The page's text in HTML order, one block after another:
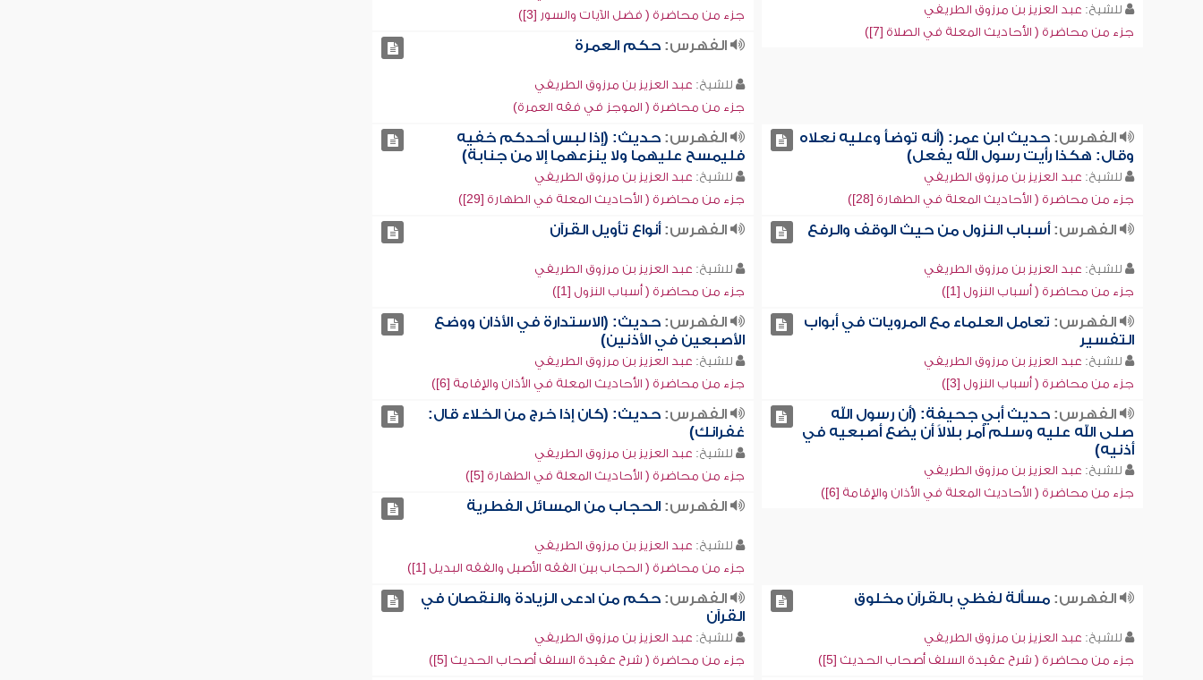
للشيخ: عبد العزيز بن مرزوق الطريفي
جزء من محاضرة ( الأحاديث المعلة في الصلاة [7])
جزء من محاضرة ( فضل الآيات والسور [3])
الفهرس: حكم العمرة
للشيخ: عبد العزيز بن مرزوق الطريفي
جزء من محاضرة ( الموجز في فقه العمرة)
الفهرس:حديث ابن عمر: (أنه توضأ وعليه نعلاه
وقال: هكذا رأيت رسول الله يفعل)
للشيخ: عبد العزيز بن مرزوق الطريفي
جزء من محاضرة ( الأحاديث المعلة في الطهارة [28])
الفهرس: حديث: (إذا لبس أحدكم خفيه
فليمسح عليهما ولا ينزعهما إلا من جنابة)
للشيخ: عبد العزيز بن مرزوق الطريفي
جزء من محاضرة ( الأحاديث المعلة في الطهارة [29])
الفهرس:أسباب النزول من حيث الوقف والرفع
للشيخ: عبد العزيز بن مرزوق الطريفي
جزء من محاضرة ( أسباب النزول [1])
الفهرس: أنواع تأويل القرآن
للشيخ: عبد العزيز بن مرزوق الطريفي
جزء من محاضرة ( أسباب النزول [1])
الفهرس: تعامل العلماء مع المرويات في أبواب
التفسير
للشيخ: عبد العزيز بن مرزوق الطريفي
جزء من محاضرة ( أسباب النزول [3])
الفهرس: حديث: (الاستدارة في الأذان ووضع
الأصبعين في الأذنين)
للشيخ: عبد العزيز بن مرزوق الطريفي
جزء من محاضرة ( الأحاديث المعلة في الأذان والإقامة [6])
الفهرس:حديث أبي جحيفة: (أن رسول الله
صلى الله عليه وسلم أمر بلالاً أن يضع أصبعيه في
أذنيه)
للشيخ: عبد العزيز بن مرزوق الطريفي
جزء من محاضرة ( الأحاديث المعلة في الأذان والإقامة [6])
الفهرس: حديث: (كان إذا خرج من الخلاء قال:
غفرانك)
للشيخ: عبد العزيز بن مرزوق الطريفي
جزء من محاضرة ( الأحاديث المعلة في الطهارة [5])
الفهرس: الحجاب من المسائل الفطرية
للشيخ: عبد العزيز بن مرزوق الطريفي
جزء من محاضرة ( الحجاب بين الفقه الأصيل والفقه البديل [1])
الفهرس:مسألة لفظي بالقرآن مخلوق
للشيخ: عبد العزيز بن مرزوق الطريفي
جزء من محاضرة ( شرح عقيدة السلف أصحاب الحديث [5])
الفهرس: حكم من ادعى الزيادة والنقصان في
القرآن
للشيخ: عبد العزيز بن مرزوق الطريفي
جزء من محاضرة ( شرح عقيدة السلف أصحاب الحديث [5])